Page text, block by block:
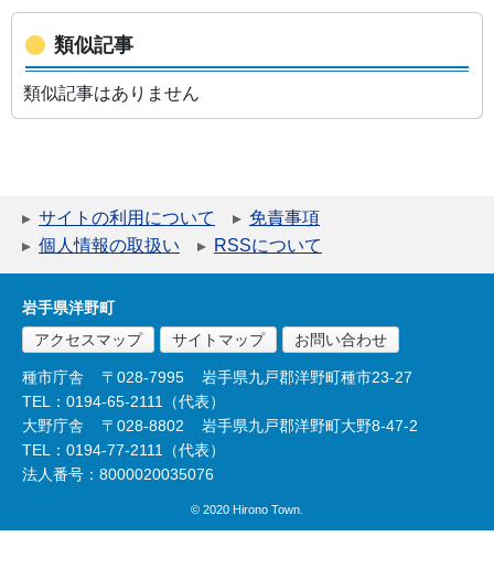
類似記事
類似記事はありません
サイトの利用について
免責事項
個人情報の取扱い
RSSについて
岩手県洋野町
アクセスマップ
サイトマップ お問い合わせ
種市庁舎 〒028-7995
岩手県九戸郡洋野町種市23-27
TEL：0194-65-2111（代表）
大野庁舎
〒028-8802
岩手県九戸郡洋野町大野8-47-2
TEL：0194-77-2111（代表）
法人番号：8000020035076
© 2020 Hirono Town.